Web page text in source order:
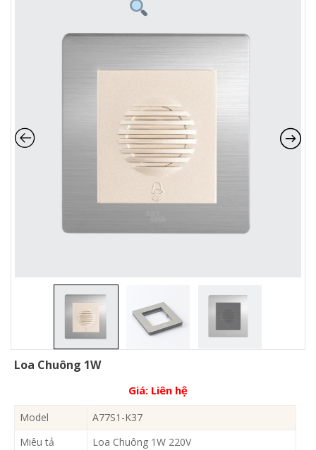
Loa Chuông 1W
Giá: Liên hệ
Model
A77S1-K37
Miêu tả
Loa Chuông 1W 220V